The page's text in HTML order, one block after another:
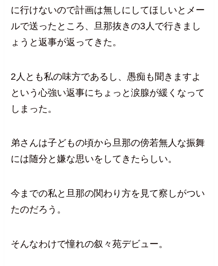
に行けないので計画は無しにしてほしいとメー
ルで送ったところ、旦那抜きの3人で行きまし
ょうと返事が返ってきた。
2人とも私の味方であるし、愚痴も聞きますよ
という心強い返事にちょっと涙腺が緩くなって
しまった。
弟さんは子どもの頃から旦那の傍若無人な振舞
には随分と嫌な思いをしてきたらしい。
今までの私と旦那の関わり方を見て察しがつい
たのだろう。
そんなわけで憧れの叙々苑デビュー。